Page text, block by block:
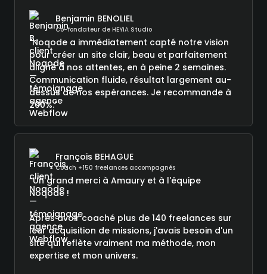
Benjamin BENOLIEL
Co-fondateur de HEYIA Studio
"Noqode a immédiatement capté notre vision
pour créer un site clair, beau et parfaitement
aligné à nos attentes, en à peine 2 semaines.
Communication fluide, résultat largement au-
dessus de nos espérances. Je recommande à
200%."
François BEHAGUE
Coach +150 freelances accompagnés
“Un grand merci à Amaury et à l'équipe
Noqode !
Après avoir coaché plus de 140 freelances sur
leur acquisition de missions, j'avais besoin d'un
site qui reflète vraiment ma méthode, mon
expertise et mon univers.